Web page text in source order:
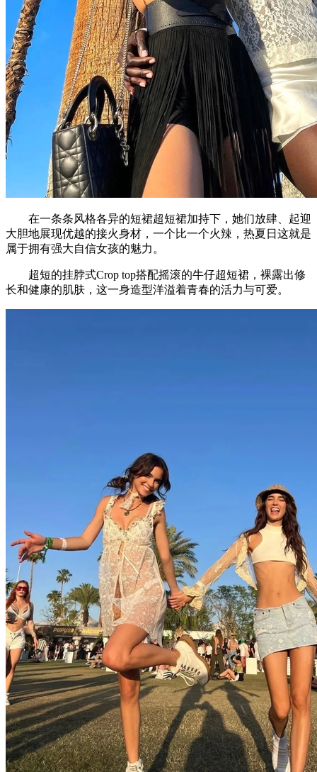
在一条条风格各异的短裙超短裙加持下，她们放肆、起迎
大胆地展现优越的接火身材，一个比一个火辣，热夏日这就是
属于拥有强大自信女孩的魅力。
超短的挂脖式Crop top搭配摇滚的牛仔超短裙，裸露出修
长和健康的肌肤，这一身造型洋溢着青春的活力与可爱。